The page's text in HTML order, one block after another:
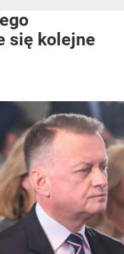
się kolejne